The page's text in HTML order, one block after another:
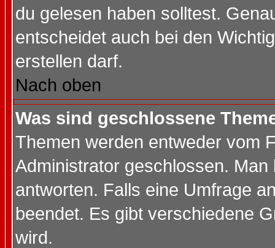
du gelesen haben solltest.
entscheidet auch bei den
erstellen darf.
Nach oben
Was sind geschlossene
Themen werden entweder vom
Administrator geschlossen.
antworten. Falls eine Umfrage
beendet. Es gibt verschiedene
wird.